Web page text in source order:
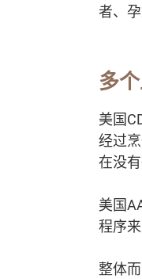
者、
多
美国
经过
在没
美国
程序
整体